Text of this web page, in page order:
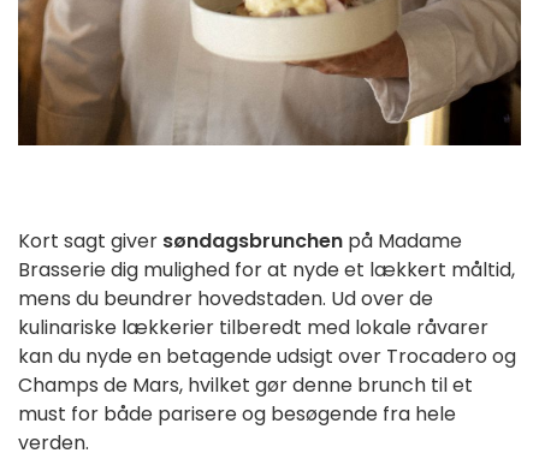
Kort sagt giver søndagsbrunchen på Madame
Brasserie dig mulighed for at nyde et lækkert måltid,
mens du beundrer hovedstaden. Ud over de
kulinariske lækkerier tilberedt med lokale råvarer
kan du nyde en betagende udsigt over Trocadero og
Champs de Mars, hvilket gør denne brunch til et
must for både parisere og besøgende fra hele
verden.